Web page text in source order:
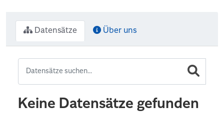
Datensätze Über uns
Keine Datensätze gefunden